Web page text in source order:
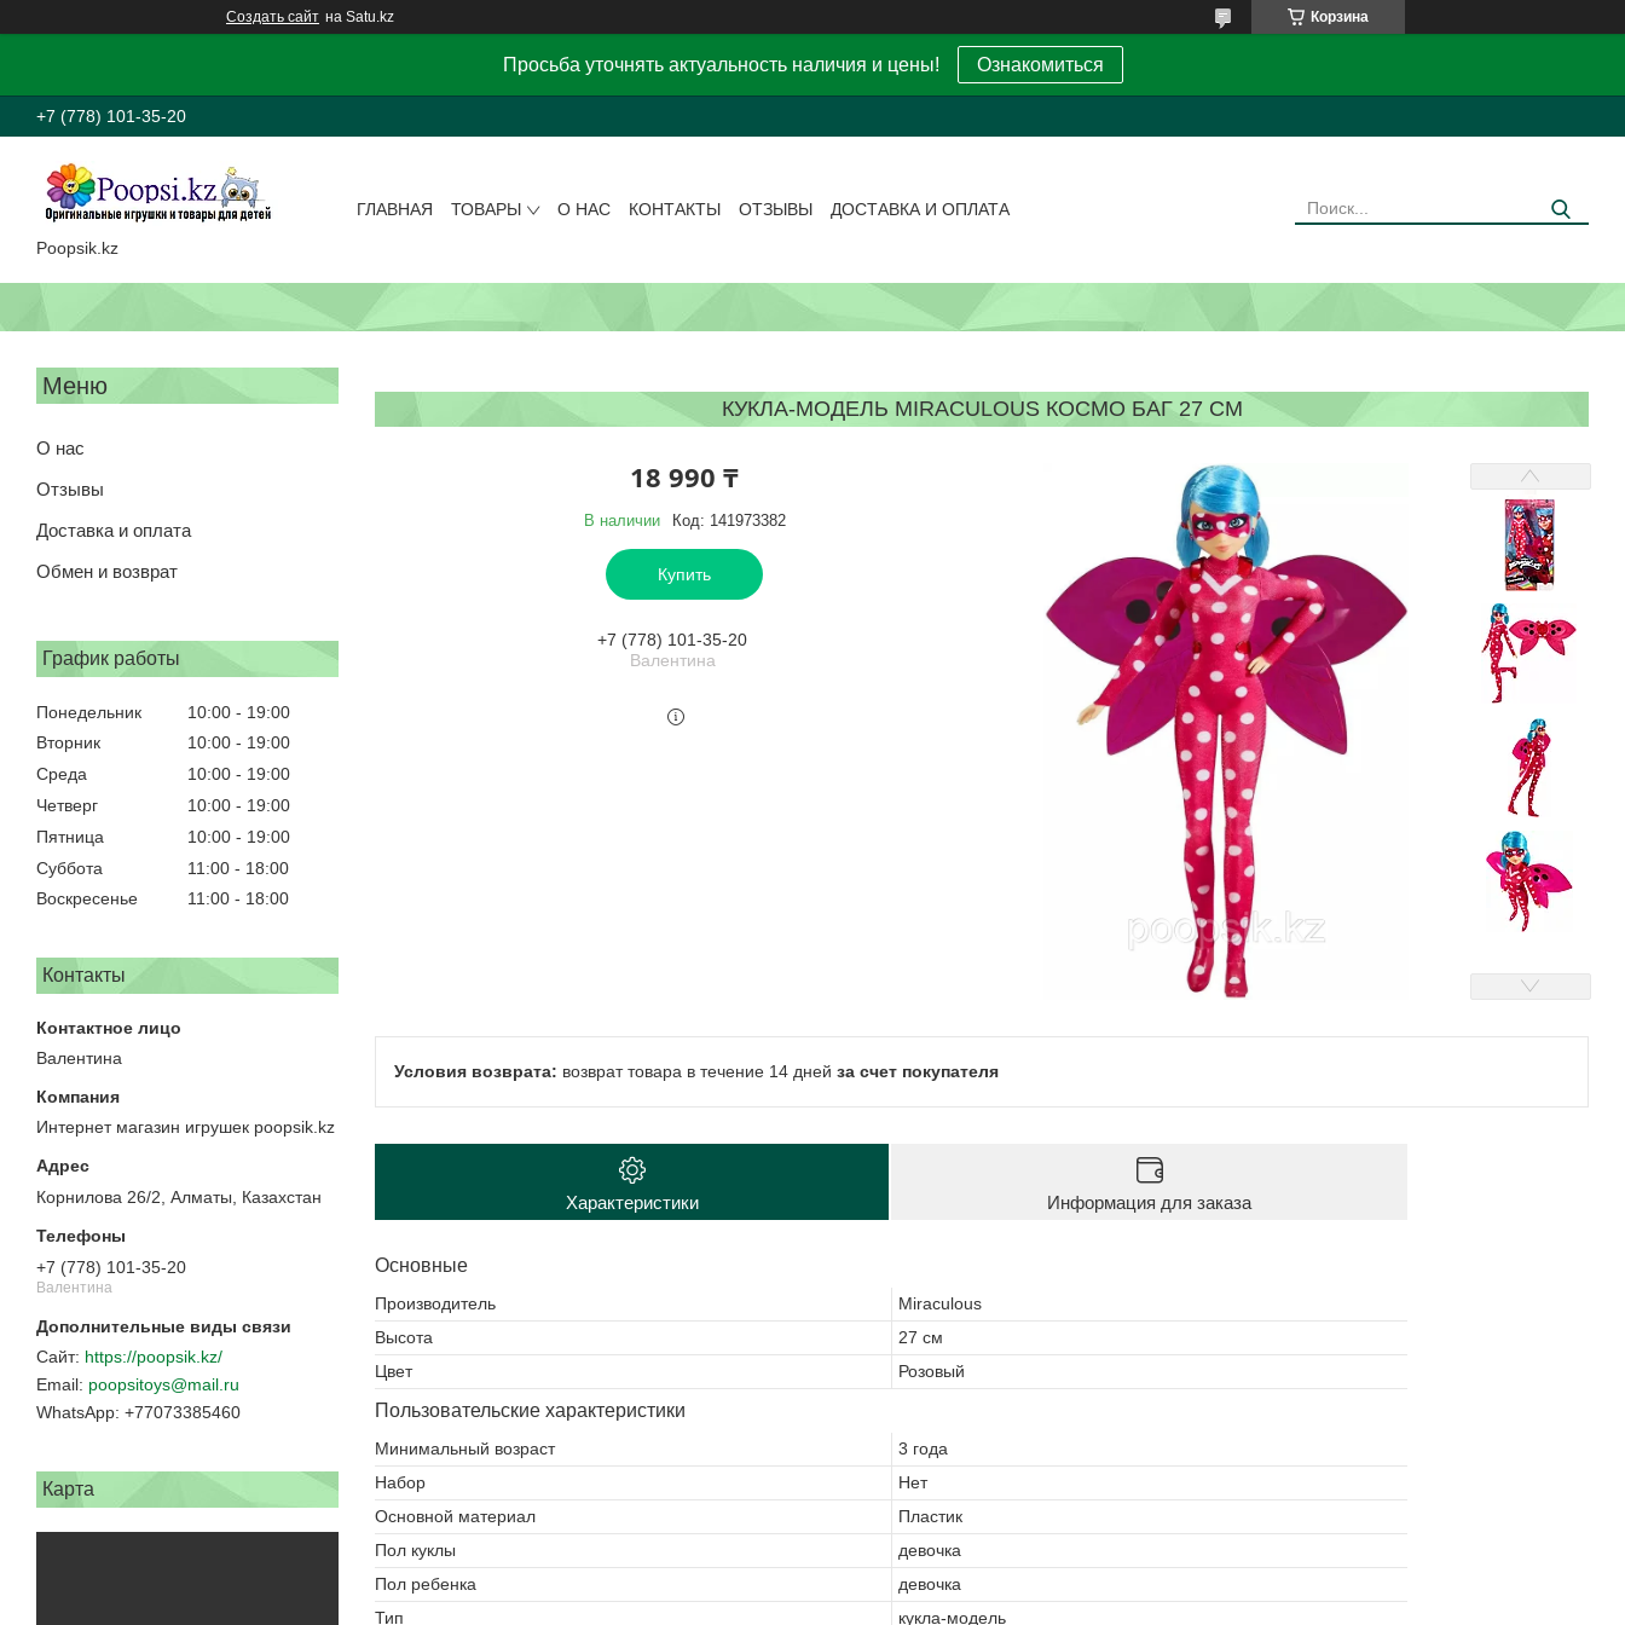
Создать сайт на Satu.kz Корзина
Просьба уточнять актуальность наличия и цены! Ознакомиться
+7 (778) 101-35-20
Poopsik.kz
ГЛАВНАЯ ТОВАРЫ О НАС КОНТАКТЫ ОТЗЫВЫ ДОСТАВКА И ОПЛАТА
О нас
Отзывы
Доставка и оплата
Обмен и возврат
График работы
Понедельник 10:00
19:00
Вторник
10:00
19:00
Среда
10:00
19:00
Четверг
10:00
19:00
Пятница
10:00
19:00
Суббота
11:00
18:00
Воскресенье
11:00 18:00
Контакты
Валентина
Интернет магазин игрушек poopsik.kz
Корнилова 26/2, Алматы, Казахстан
+7 (778) 101-35-20
Валентина
https://poopsik.kz/
poopsitoys@mail.ru
+77073385460
Карта
КУКЛА-МОДЕЛЬ MIRACULOUS КОСМО БАГ 27 СМ
18 990 ₸
В наличии Код: 141973382
Купить
+7 (778) 101-35-20
Валентина
возврат товара в течение 14 дней за счет покупателя
Характеристики Информация для заказа
Основные
Производитель
Miraculous
Высота
27 см
Цвет
Розовый
Пользовательские характеристики
Минимальный возраст
3 года
Набор
Нет
Основной материал
Пластик
Пол куклы
девочка
Пол ребенка
девочка
Тип
кукла-модель